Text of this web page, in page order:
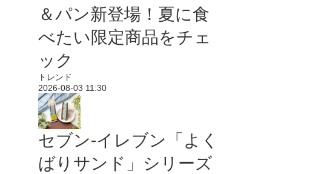
＆パン新登場！夏に食
べたい限定商品をチェ
ック
トレンド
2026-08-03 11:30
セブン‐イレブン「よく
ばりサンド」シリーズ